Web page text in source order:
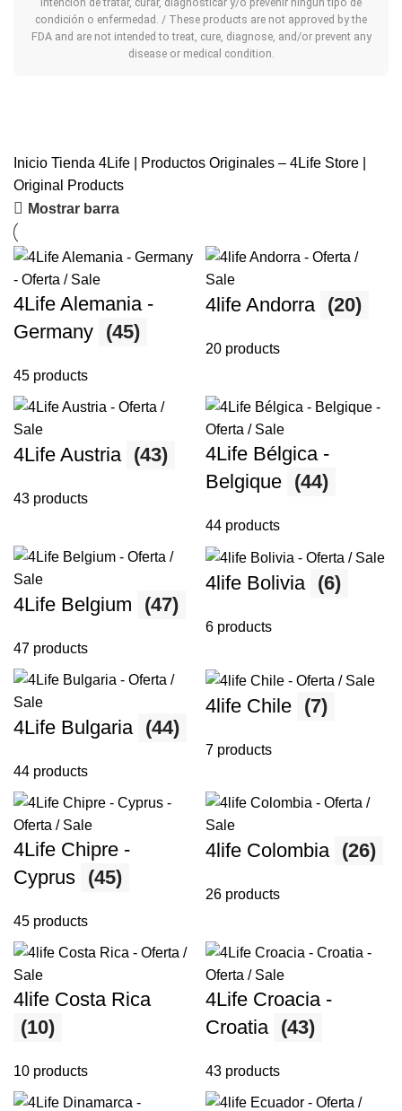
condición o enfermedad. / These products are not approved by the
FDA and are not intended to treat, cure, diagnose, and/or prevent any
disease or medical condition.
Inicio Tienda 4Life | Productos Originales – 4Life Store |
Original Products
Mostrar barra
4Life Alemania -
Germany (45)
45 products
4life Andorra (20)
20 products
4Life Austria (43)
43 products
4Life Bélgica -
Belgique (44)
44 products
4Life Belgium (47)
47 products
4life Bolivia (6)
6 products
4Life Bulgaria (44)
44 products
4life Chile (7)
7 products
4Life Chipre -
Cyprus (45)
45 products
4life Colombia (26)
26 products
4life Costa Rica
(10)
10 products
4Life Croacia -
Croatia (43)
43 products